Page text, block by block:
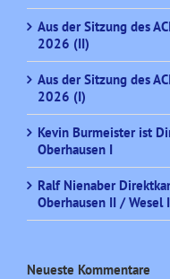
Aus der Sitzung des
2026 (II)
Aus der Sitzung des
2026 (I)
Kevin Burmeister ist
Oberhausen I
Ralf Nienaber
Oberhausen II / Wesel
Neueste Kommentare